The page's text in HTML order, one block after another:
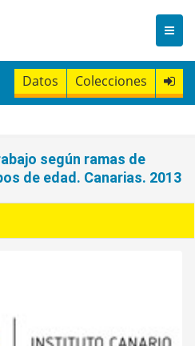
Datos Colecciones
según ramas de
de edad. Canarias. 2013